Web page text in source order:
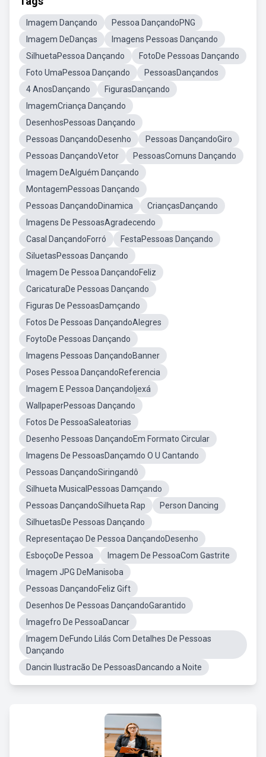
Imagem Dançando
Pessoa DançandoPNG
Imagem DeDanças
Imagens Pessoas Dançando
SilhuetaPessoa Dançando
FotoDe Pessoas Dançando
Foto UmaPessoa Dançando
PessoasDançandos
4 AnosDançando
FigurasDançando
ImagemCriança Dançando
DesenhosPessoas Dançando
Pessoas DançandoDesenho
Pessoas DançandoGiro
Pessoas DançandoVetor
PessoasComuns Dançando
Imagem DeAlguém Dançando
MontagemPessoas Dançando
Pessoas DançandoDinamica
CriançasDançando
Imagens De PessoasAgradecendo
Casal DançandoForró
FestaPessoas Dançando
SiluetasPessoas Dançando
Imagem De Pessoa DançandoFeliz
CaricaturaDe Pessoas Dançando
Figuras De PessoasDamçando
Fotos De Pessoas DançandoAlegres
FoytoDe Pessoas Dançando
Imagens Pessoas DançandoBanner
Poses Pessoa DançandoReferencia
Imagem E Pessoa DançandoIjexá
WallpaperPessoas Dançando
Fotos De PessoaSaleatorias
Desenho Pessoas DançandoEm Formato Circular
Imagens De PessoasDançamdo O U Cantando
Pessoas DançandoSiringandô
Silhueta MusicalPessoas Damçando
Pessoas DançandoSilhueta Rap
Person Dancing
SilhuetasDe Pessoas Dançando
Representaçao De Pessoa DançandoDesenho
EsboçoDe Pessoa
Imagem De PessoaCom Gastrite
Imagem JPG DeManisoba
Pessoas DançandoFeliz Gift
Desenhos De Pessoas DançandoGarantido
Imagefro De PessoaDancar
Imagem DeFundo Lilás Com Detalhes De Pessoas
Dançando
Dancin Ilustracão De PessoasDancando a Noite